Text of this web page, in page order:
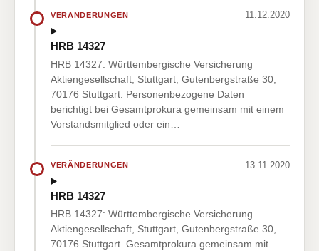
VERÄNDERUNGEN 11.12.2020
HRB 14327
HRB 14327: Württembergische Versicherung
Aktiengesellschaft, Stuttgart, Gutenbergstraße 30,
70176 Stuttgart. Personenbezogene Daten
berichtigt bei Gesamtprokura gemeinsam mit einem
Vorstandsmitglied oder ein…
VERÄNDERUNGEN 13.11.2020
HRB 14327
HRB 14327: Württembergische Versicherung
Aktiengesellschaft, Stuttgart, Gutenbergstraße 30,
70176 Stuttgart. Gesamtprokura gemeinsam mit